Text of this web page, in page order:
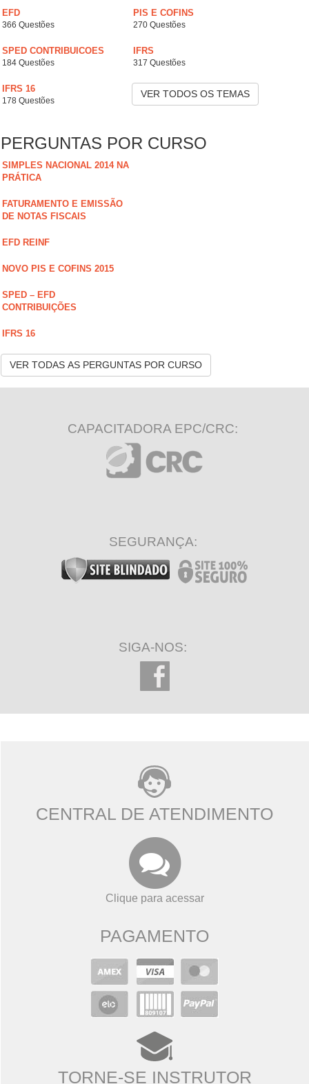
EFD
366 Questões
PIS E COFINS
270 Questões
SPED CONTRIBUICOES
184 Questões
IFRS
317 Questões
IFRS 16
178 Questões
VER TODOS OS TEMAS
PERGUNTAS POR CURSO
SIMPLES NACIONAL 2014 NA
PRÁTICA
FATURAMENTO E EMISSÃO
DE NOTAS FISCAIS
EFD REINF
NOVO PIS E COFINS 2015
SPED – EFD
CONTRIBUIÇÕES
IFRS 16
VER TODAS AS PERGUNTAS POR CURSO
CAPACITADORA EPC/CRC:
SEGURANÇA:
SIGA-NOS:
CENTRAL DE ATENDIMENTO
Clique para acessar
PAGAMENTO
TORNE-SE INSTRUTOR